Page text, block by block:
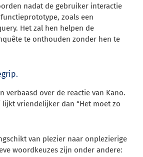
nadat de gebruiker interactie
zoals een
Het zal hen helpen de
te onthouden zonder hen te
verbaasd over de reactie van Kano.
lijkt vriendelijker dan “Het moet zo
van plezier naar onplezierige
woordkeuzes zijn onder andere: